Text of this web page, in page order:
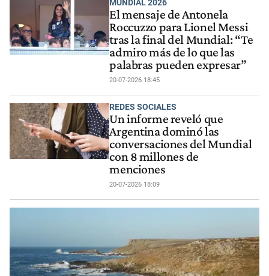
MUNDIAL 2026
El mensaje de Antonela
Roccuzzo para Lionel Messi
tras la final del Mundial: “Te
admiro más de lo que las
palabras pueden expresar”
20-07-2026 18:45
REDES SOCIALES
Un informe reveló que
Argentina dominó las
conversaciones del Mundial
con 8 millones de
menciones
20-07-2026 18:09